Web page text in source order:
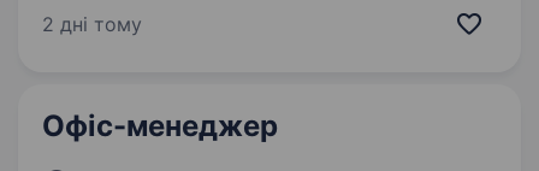
стабільна компанія, яка працює на ринку
2 дні тому
Офіс-менеджер